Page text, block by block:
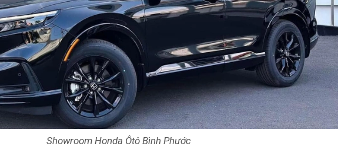
Showroom Honda Ôtô Bình Phước